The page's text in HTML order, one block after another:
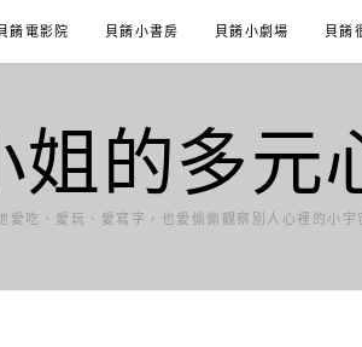
餚電影院 貝餚小書房 貝餚小劇場 貝餚
姐的多元
吃、愛玩、愛寫字，也愛偷偷觀察別人心裡的小